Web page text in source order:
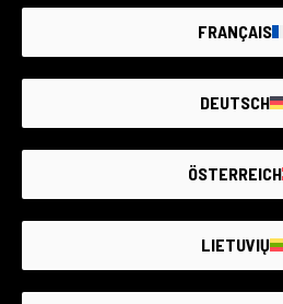
Número de disparos:11.325
RCE Foto - Milano Lainate
FRANÇAIS
DEUTSCH
ÖSTERREICH
LIETUVIŲ